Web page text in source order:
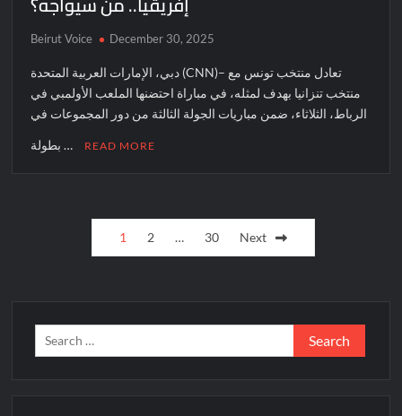
Beirut Voice December 30, 2025
دبي، الإمارات العربية المتحدة (CNN)– تعادل منتخب تونس مع
منتخب تنزانيا بهدف لمثله، في مباراة احتضنها الملعب الأولمبي في
الرباط، الثلاثاء، ضمن مباريات الجولة الثالثة من دور المجموعات في
بطولة … READ MORE
pagination
1 2 … 30 Next
Search
for: